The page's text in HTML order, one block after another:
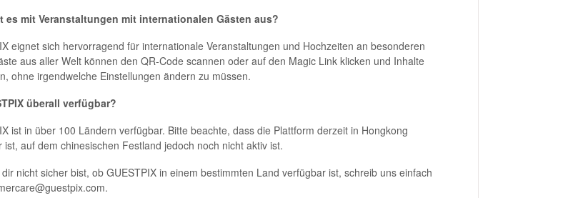
es mit Veranstaltungen mit internationalen Gästen aus?
eignet sich hervorragend für internationale Veranstaltungen und Hochzeiten an besonderen
aus aller Welt können den QR-Code scannen oder auf den Magic Link klicken und Inhalte
ohne irgendwelche Einstellungen ändern zu müssen.
überall verfügbar?
ist in über 100 Ländern verfügbar. Bitte beachte, dass die Plattform derzeit in Hongkong
ist, auf dem chinesischen Festland jedoch noch nicht aktiv ist.
nicht sicher bist, ob GUESTPIX in einem bestimmten Land verfügbar ist, schreib uns einfach